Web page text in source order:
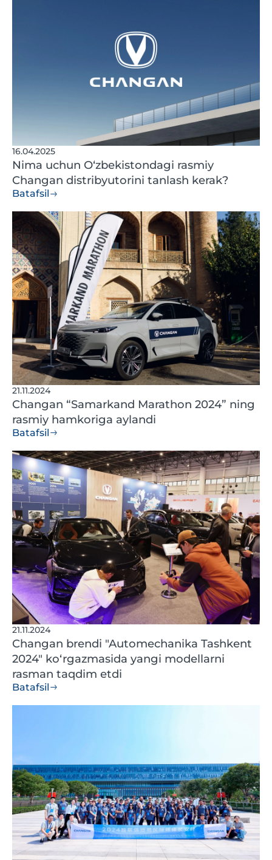
16.04.2025
Nima uchun O‘zbekistondagi rasmiy
Changan distribyutorini tanlash kerak?
Batafsil
21.11.2024
Changan “Samarkand Marathon 2024” ning
rasmiy hamkoriga aylandi
Batafsil
21.11.2024
Changan brendi "Automechanika Tashkent
2024" ko‘rgazmasida yangi modellarni
rasman taqdim etdi
Batafsil